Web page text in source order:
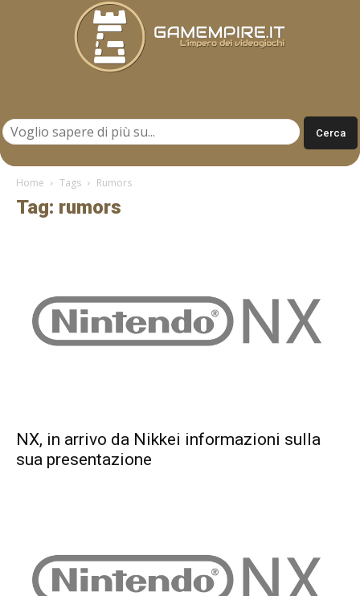
Home Tags Rumors
Tag: rumors
NX, in arrivo da Nikkei informazioni sulla
sua presentazione